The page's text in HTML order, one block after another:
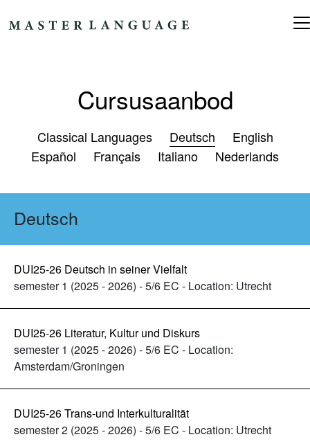
Hoofdnavigatie
Cursusaanbod
Classical Languages Deutsch
English
Español
Français Italiano Nederlands
Deutsch
DUI25-26 Deutsch in seiner Vielfalt
semester 1 (2025 - 2026) - 5/6 EC - Location: Utrecht
DUI25-26 Literatur, Kultur und Diskurs
semester 1 (2025 - 2026) - 5/6 EC - Location:
Amsterdam/Groningen
DUI25-26 Trans-und Interkulturalität
semester 2 (2025 - 2026) - 5/6 EC - Location: Utrecht